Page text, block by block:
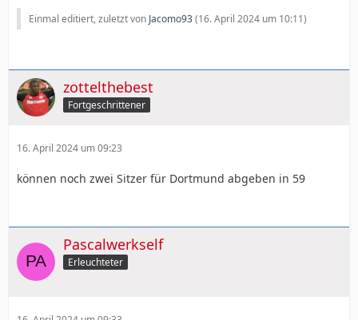
Einmal editiert, zuletzt von Jacomo93(16. April 2024 um 10:11)
zottelthebest
Fortgeschrittener
16. April 2024 um 09:23
können noch zwei Sitzer für Dortmund abgeben in 59
Pascalwerkself
Erleuchteter